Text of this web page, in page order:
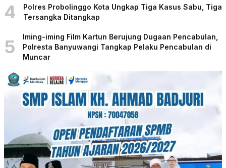
4
Polres Probolinggo Kota Ungkap Tiga Kasus Sabu, Tiga
Tersangka Ditangkap
5
Iming-iming Film Kartun Berujung Dugaan Pencabulan,
Polresta Banyuwangi Tangkap Pelaku Pencabulan di
Muncar